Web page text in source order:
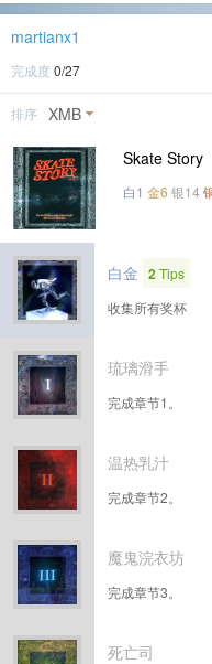
martianx1
完成度 0/27
排序 XMB
Skate Story
白1 金6 银14
白金 2Tips
收集所有奖杯
琉璃滑手
完成章节1。
温热乳汁
完成章节2。
魔鬼浣衣坊
完成章节3。
死亡司